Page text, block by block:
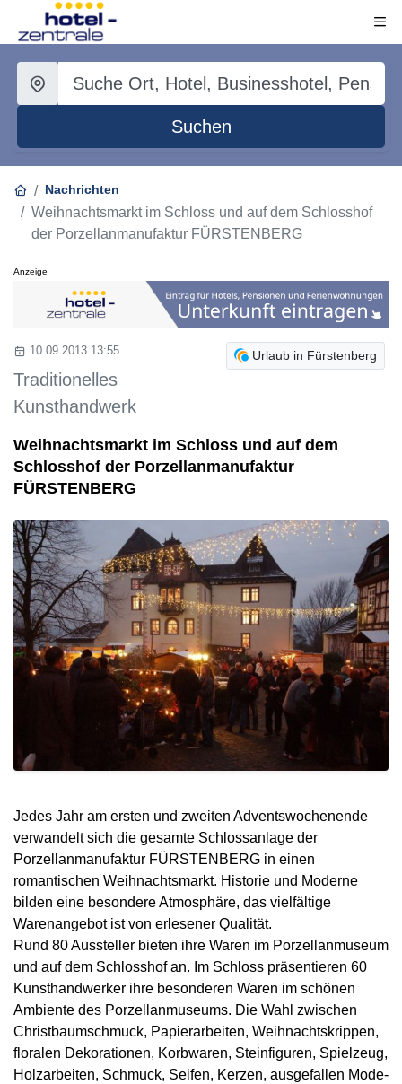
Suchen
Nachrichten
Weihnachtsmarkt im Schloss und auf dem Schlosshof
der Porzellanmanufaktur FÜRSTENBERG
Anzeige
Urlaub in Fürstenberg
10.09.2013 13:55
Traditionelles
Kunsthandwerk
Weihnachtsmarkt im Schloss und auf dem
Schlosshof der Porzellanmanufaktur
FÜRSTENBERG
Jedes Jahr am ersten und zweiten Adventswochenende
verwandelt sich die gesamte Schlossanlage der
Porzellanmanufaktur FÜRSTENBERG in einen
romantischen Weihnachtsmarkt. Historie und Moderne
bilden eine besondere Atmosphäre, das vielfältige
Warenangebot ist von erlesener Qualität.
Rund 80 Aussteller bieten ihre Waren im Porzellanmuseum
und auf dem Schlosshof an. Im Schloss präsentieren 60
Kunsthandwerker ihre besonderen Waren im schönen
Ambiente des Porzellanmuseums. Die Wahl zwischen
Christbaumschmuck, Papierarbeiten, Weihnachtskrippen,
floralen Dekorationen, Korbwaren, Steinfiguren, Spielzeug,
Holzarbeiten, Schmuck, Seifen, Kerzen, ausgefallen Mode-